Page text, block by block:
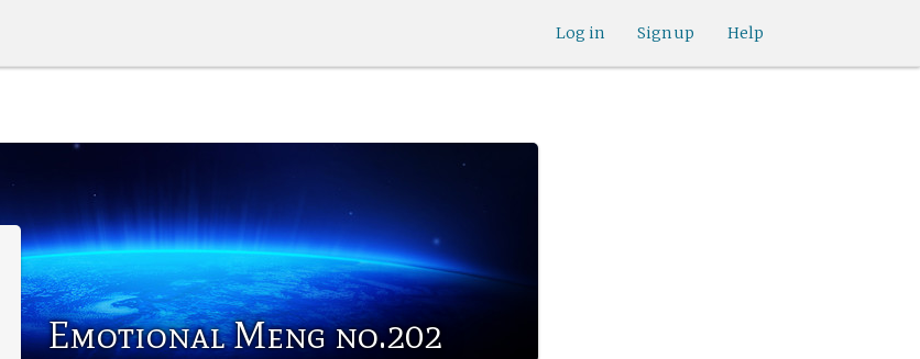
Help
Sign up
Log in
Emotional Meng no.202